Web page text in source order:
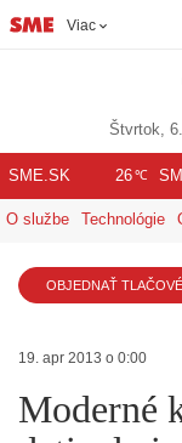
Viac
Štvrtok,
SME.SK 26℃
O službe Technológie
OBJEDNAŤ
19. apr 2013 o 0:00
Moderné